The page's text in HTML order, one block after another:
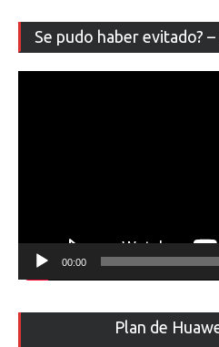
Se pudo haber evitado?
00:00
Plan de